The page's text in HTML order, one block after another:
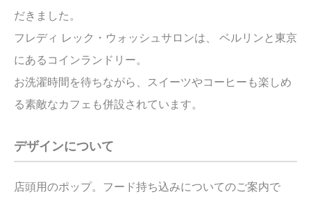
だきました。
フレディ レック・ウォッシュサロンは、 ベルリンと東京
にあるコインランドリー。
お洗濯時間を待ちながら、スイーツやコーヒーも楽しめ
る素敵なカフェも併設されています。
デザインについて
店頭用のポップ。 フード持ち込みについてのご案内で